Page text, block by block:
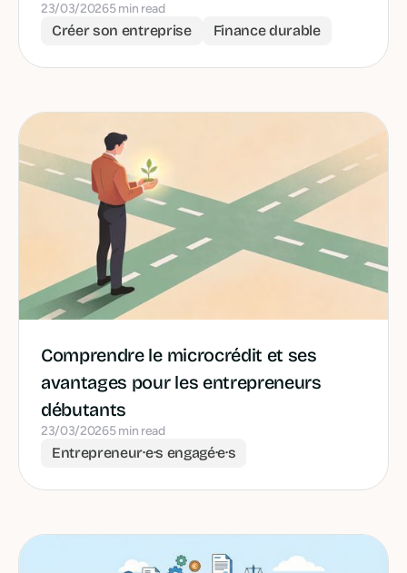
23/03/20265 min read
Créer son entreprise Finance durable
Comprendre le microcrédit et ses
avantages pour les entrepreneurs
débutants
23/03/20265 min read
Entrepreneur·e·s engagé·e·s